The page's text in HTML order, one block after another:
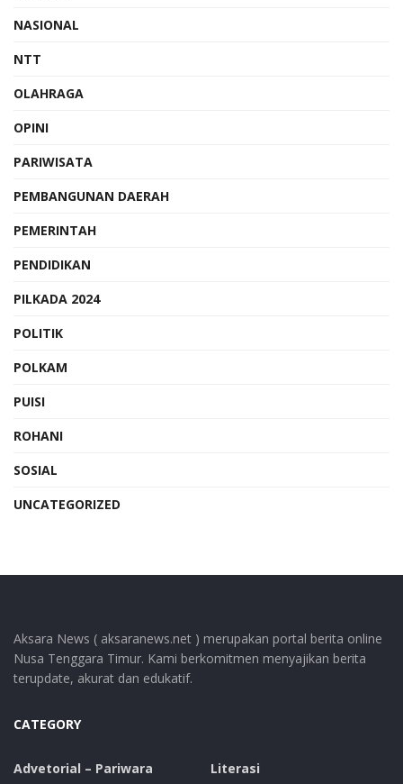
NASIONAL
NTT
OLAHRAGA
OPINI
PARIWISATA
PEMBANGUNAN DAERAH
PEMERINTAH
PENDIDIKAN
PILKADA 2024
POLITIK
POLKAM
PUISI
ROHANI
SOSIAL
UNCATEGORIZED
Aksara News ( aksaranews.net ) merupakan portal berita online
Nusa Tenggara Timur. Kami berkomitmen menyajikan berita
terupdate, akurat dan edukatif.
CATEGORY
Advetorial – Pariwara
Literasi